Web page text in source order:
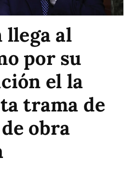
llega al
por su
el la
trama de
obra